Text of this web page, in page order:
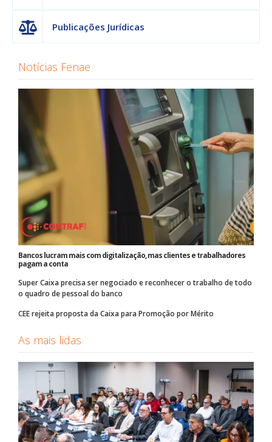
Publicações Jurídicas
Notícias Fenae
Bancos lucram mais com digitalização, mas clientes e trabalhadores
pagam a conta
Super Caixa precisa ser negociado e reconhecer o trabalho de todo
o quadro de pessoal do banco
CEE rejeita proposta da Caixa para Promoção por Mérito
As mais lidas